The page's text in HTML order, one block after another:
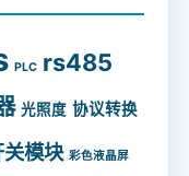
PLC rs485
光照度 协议转换
关模块 彩色液晶屏